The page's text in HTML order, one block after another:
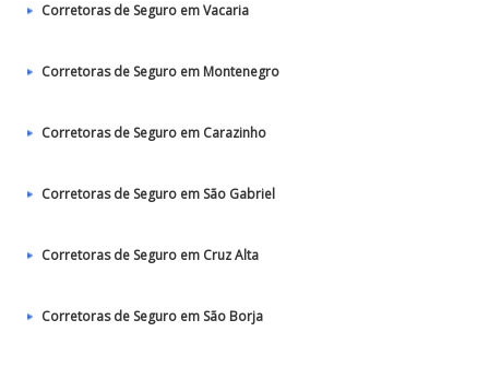
Corretoras de Seguro em Vacaria
Corretoras de Seguro em Montenegro
Corretoras de Seguro em Carazinho
Corretoras de Seguro em São Gabriel
Corretoras de Seguro em Cruz Alta
Corretoras de Seguro em São Borja